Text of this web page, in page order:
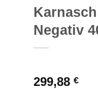
Negativ
299,88 €